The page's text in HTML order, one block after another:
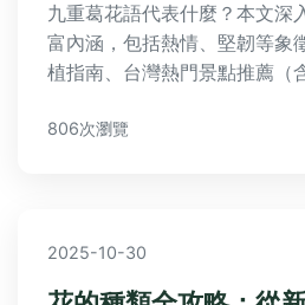
九重葛花語代表什麼？本文深
富內涵，包括熱情、堅韌等象
植指南、台灣熱門景點推薦（
都能獲得全面資訊，解決所有
806次瀏覽
2025-10-30